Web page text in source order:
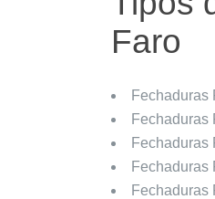
Faro
Fechaduras
Fechaduras
Fechaduras
Fechaduras
Fechaduras